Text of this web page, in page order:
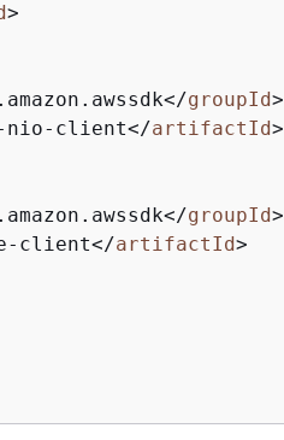
>
</groupId>
nio-client</artifactId>
</groupId>
client</artifactId>